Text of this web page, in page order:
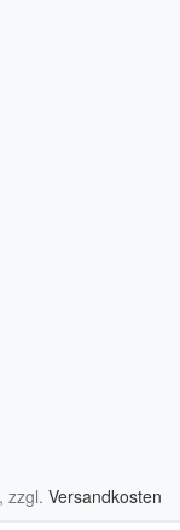
zzgl. Versandkosten